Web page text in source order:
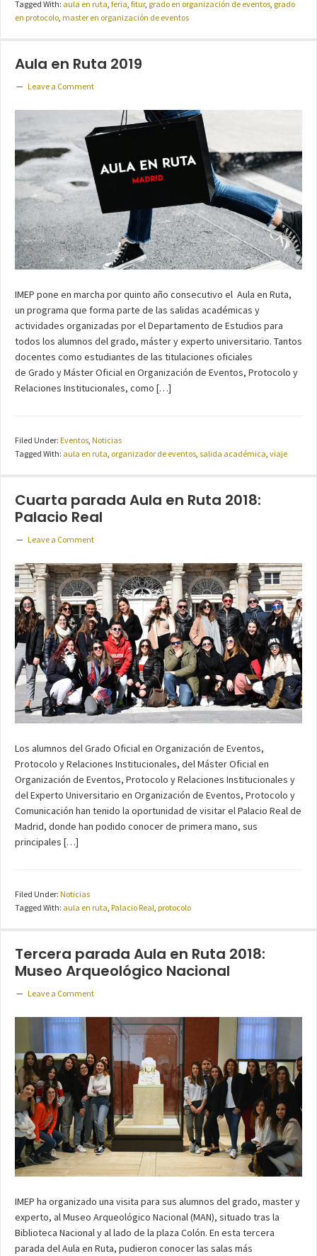
Tagged With: aula en ruta feria fitur, grado en organización de eventos grado
en protocolo master en organización de eventos
Aula en Ruta 2019
Leave a Comment
IMEP pone en marcha por quinto año consecutivo el Aula en Ruta,
un programa que forma parte de las salidas académicas y
actividades organizadas por el Departamento de Estudios para
todos los alumnos del grado, máster y experto universitario. Tantos
docentes como estudiantes de las titulaciones oficiales
de Grado y Máster Oficial en Organización de Eventos, Protocolo y
Relaciones Institucionales, como […]
Filed Under: Eventos, Noticias
Tagged With: aula en ruta, organizador de eventos, salida académica, viaje
Cuarta parada Aula en Ruta 2018:
Palacio Real
Leave a Comment
Los alumnos del Grado Oficial en Organización de Eventos,
Protocolo y Relaciones Institucionales, del Máster Oficial en
Organización de Eventos, Protocolo y Relaciones Institucionales y
del Experto Universitario en Organización de Eventos, Protocolo y
Comunicación han tenido la oportunidad de visitar el Palacio Real de
Madrid, donde han podido conocer de primera mano, sus
principales […]
Filed Under: Noticias
Tagged With: aula en ruta Palacio Real protocolo
Tercera parada Aula en Ruta 2018:
Museo Arqueológico Nacional
Leave a Comment
IMEP ha organizado una visita para sus alumnos del grado, master y
experto, al Museo Arqueológico Nacional (MAN), situado tras la
Biblioteca Nacional y al lado de la plaza Colón. En esta tercera
parada del Aula en Ruta, pudieron conocer las salas más